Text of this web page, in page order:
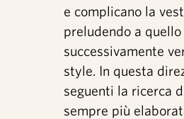
e complicano la
preludendo a quello
successivamente
style. In questa
seguenti la ricerca
sempre più